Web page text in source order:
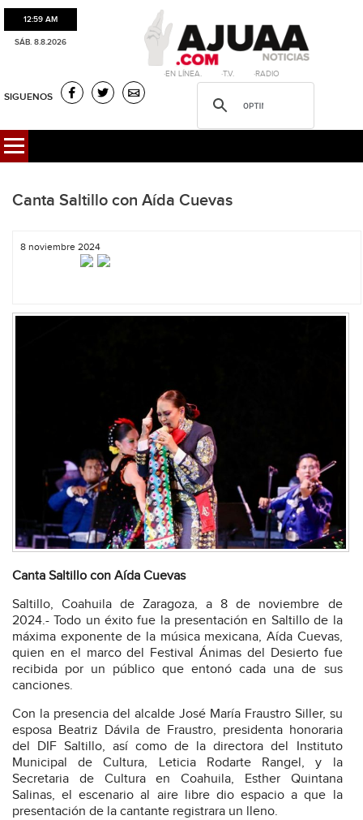
12:59 AM
SÁB. 8.8.2026
·EN LÍNEA. ·T.V. ·RADIO
SIGUENOS
Canta Saltillo con Aída Cuevas
8 noviembre 2024
Canta Saltillo con Aída Cuevas
Saltillo, Coahuila de Zaragoza, a 8 de noviembre de
2024.- Todo un éxito fue la presentación en Saltillo de la
máxima exponente de la música mexicana, Aída Cuevas,
quien en el marco del Festival Ánimas del Desierto fue
recibida por un público que entonó cada una de sus
canciones.
Con la presencia del alcalde José María Fraustro Siller, su
esposa Beatriz Dávila de Fraustro, presidenta honoraria
del DIF Saltillo, así como de la directora del Instituto
Municipal de Cultura, Leticia Rodarte Rangel, y la
Secretaria de Cultura en Coahuila, Esther Quintana
Salinas, el escenario al aire libre dio espacio a que la
presentación de la cantante registrara un lleno.